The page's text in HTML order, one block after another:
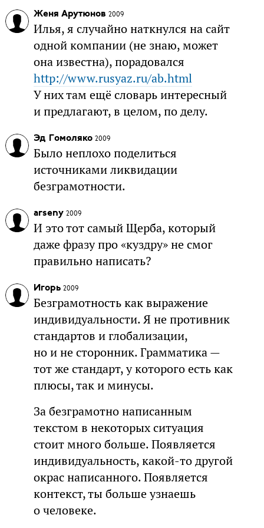
Женя Арутюнов 2009
Илья, я случайно наткнулся на сайт
одной компании (не знаю, может
она известна), порадовался
http://www.rusyaz.ru/ab.html
У них там ещё словарь интересный
и предлагают, в целом, по делу.
Эд Гомоляко 2009
Было неплохо поделиться
источниками ликвидации
безграмотности.
arseny 2009
И это тот самый Щерба, который
даже фразу про «куздру» не смог
правильно написать?
Игорь 2009
Безграмотность как выражение
индивидуальности. Я не противник
стандартов и глобализации,
но и не сторонник. Грамматика —
тот же стандарт, у которого есть как
плюсы, так и минусы.
За безграмотно написанным
текстом в некоторых ситуация
стоит много больше. Появляется
индивидуальность, какой-то другой
окрас написанного. Появляется
контекст, ты больше узнаешь
о человеке.